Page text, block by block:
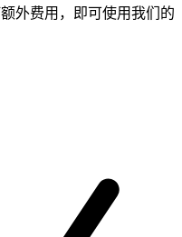
外费用，即可使用我们的